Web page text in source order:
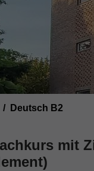
Deutsch B2
mit